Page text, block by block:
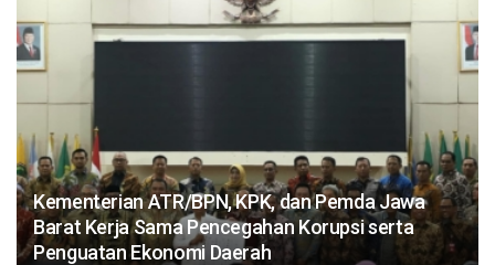
Kementerian ATR/BPN, KPK, dan Pemda Jawa
Barat Kerja Sama Pencegahan Korupsi serta
Penguatan Ekonomi Daerah